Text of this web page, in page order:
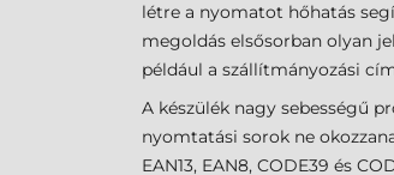
létre a nyomatot hőhatás
megoldás elsősorban olyan
például a szállítmányozási
A készülék nagy sebességű
nyomtatási sorok ne
EAN13, EAN8, CODE39 és